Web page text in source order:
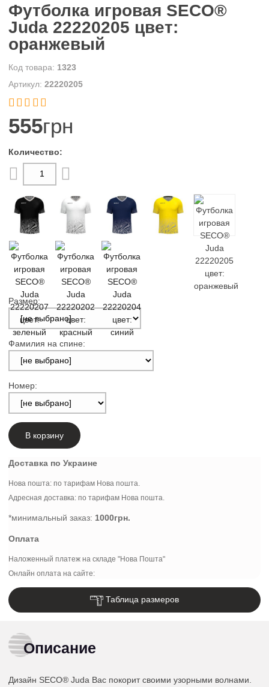
Футболка игровая SECO®
Juda 22220205 цвет:
оранжевый
1323
22220205


555грн
Размер:
Фамилия на спине:
Номер:
В корзину
Доставка по Украине
Нова пошта: по тарифам Нова пошта.
Адресная доставка: по тарифам Нова пошта.
*минимальный заказ: 1000грн.
Оплата
Наложенный платеж на складе "Нова Пошта"
Онлайн оплата на сайте:
Таблица размеров
Описание
Дизайн SECO® Juda Вас покорит своими узорными волнами.